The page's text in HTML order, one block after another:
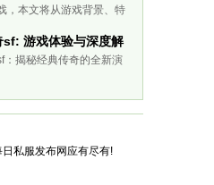
情的长尾探索
，本文将从游戏背景、特
游戏。
sf: 游戏体验与深度解
奇sf: 探索游戏特色与
：揭秘经典传奇的全新演
私服发布网应有尽有!